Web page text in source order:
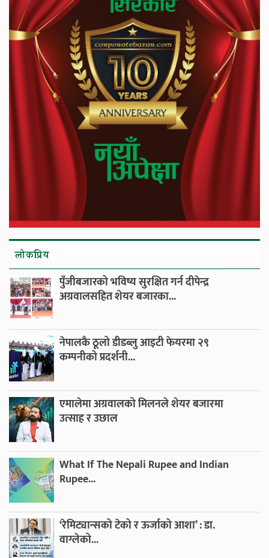
लाेकप्रिय
पुँजीबजारको भविष्य सुरक्षित गर्न दीपेन्द्र
अग्रवालसहित शेयर बजारका...
नेपालकै ठूलो डीडब्लु आइटी फेयरमा २९
कम्पनीको प्रदर्शनी...
एमालेमा अग्रवालको मिलनले शेयर बजारमा
उत्साह र उछाल
What If The Nepali Rupee and Indian
Rupee...
‘रेमिट्यान्सको टेको र ऊर्जाको आशा’ : डा.
वाग्लेको...